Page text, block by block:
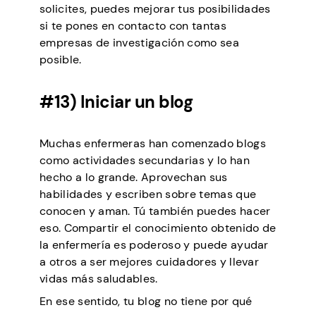
solicites, puedes mejorar tus posibilidades
si te pones en contacto con tantas
empresas de investigación como sea
posible.
#13) Iniciar un blog
Muchas enfermeras han comenzado blogs
como actividades secundarias y lo han
hecho a lo grande. Aprovechan sus
habilidades y escriben sobre temas que
conocen y aman. Tú también puedes hacer
eso. Compartir el conocimiento obtenido de
la enfermería es poderoso y puede ayudar
a otros a ser mejores cuidadores y llevar
vidas más saludables.
En ese sentido, tu blog no tiene por qué